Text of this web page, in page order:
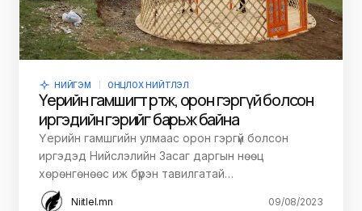
НИЙГЭМ ОНЦЛОХ НИЙТЛЭЛ
Үерийн гамшигт өртөж, орон гэргүй болсон
иргэдийн гэрийг барьж байна
Үерийн гамшгийн улмаас орон гэргүй болсон
иргэдэд Нийслэлийн Засаг даргын нөөц
хөрөнгөнөөс иж бүрэн тавилгатай…
Niitlel.mn 09/08/2023